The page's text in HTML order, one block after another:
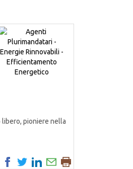
libero, pioniere nella